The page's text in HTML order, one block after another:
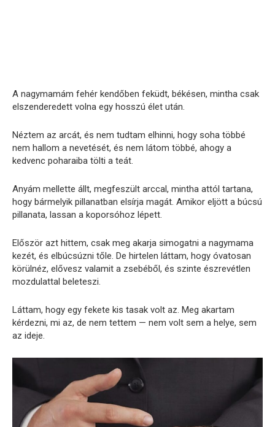
A nagymamám fehér kendőben feküdt, békésen, mintha csak
elszenderedett volna egy hosszú élet után.
Néztem az arcát, és nem tudtam elhinni, hogy soha többé
nem hallom a nevetését, és nem látom többé, ahogy a
kedvenc poharaiba tölti a teát.
Anyám mellette állt, megfeszült arccal, mintha attól tartana,
hogy bármelyik pillanatban elsírja magát. Amikor eljött a búcsú
pillanata, lassan a koporsóhoz lépett.
Először azt hittem, csak meg akarja simogatni a nagymama
kezét, és elbúcsúzni tőle. De hirtelen láttam, hogy óvatosan
körülnéz, elővesz valamit a zsebéből, és szinte észrevétlen
mozdulattal beleteszi.
Láttam, hogy egy fekete kis tasak volt az. Meg akartam
kérdezni, mi az, de nem tettem — nem volt sem a helye, sem
az ideje.